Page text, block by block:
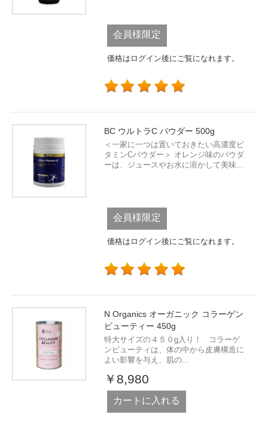
会員様限定
価格はログイン後にご覧になれます。
BC ウルトラC パウダー 500g
＜一家に一つは置いておきたい高濃度ビ
タミンCパウダー＞ オレンジ味のパウダ
ーは、ジュースやお水に溶かして美味...
会員様限定
価格はログイン後にご覧になれます。
N Organics オーガニック コラーゲン
ビューティー 450g
特大サイズの４５０g入り！ コラーゲ
ンビューティは、体の中から皮膚構造に
よい影響を与え、肌の...
￥8,980
カートに入れる